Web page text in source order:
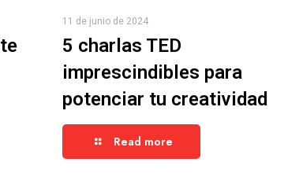
11 de junio de 2024
5 charlas TED
imprescindibles para
potenciar tu creatividad
Read more